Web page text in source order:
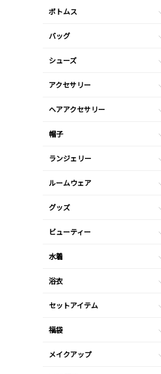
ボトムス
バッグ
シューズ
アクセサリー
ヘアアクセサリー
帽子
ランジェリー
ルームウェア
グッズ
ビューティー
水着
浴衣
セットアイテム
福袋
メイクアップ